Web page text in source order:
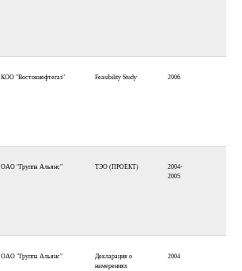
КОО "Востокнефтегаз" Feasibility Study 2006
ОАО "Группа Альянс" ТЭО (ПРОЕКТ)
2004-
2005
ОАО "Группа Альянс"
Декларация о
намерениях
2004